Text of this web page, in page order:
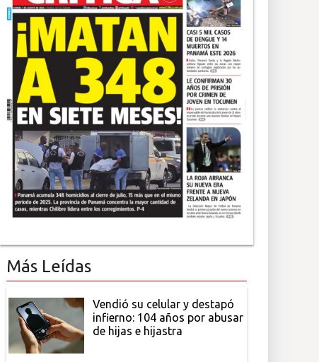
Más Leídas
Vendió su celular y destapó
infierno: 104 años por abusar
de hijas e hijastra